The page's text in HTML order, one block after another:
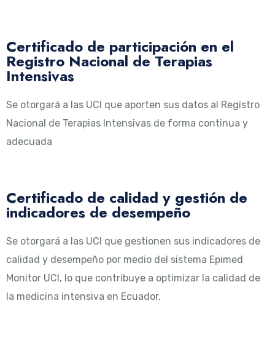
Certificado de participación en el
Registro Nacional de Terapias
Intensivas
Se otorgará a las UCI que aporten sus datos al Registro
Nacional de Terapias Intensivas de forma continua y
adecuada
Certificado de calidad y gestión de
indicadores de desempeño
Se otorgará a las UCI que gestionen sus indicadores de
calidad y desempeño por medio del sistema Epimed
Monitor UCI, lo que contribuye a optimizar la calidad de
la medicina intensiva en Ecuador.